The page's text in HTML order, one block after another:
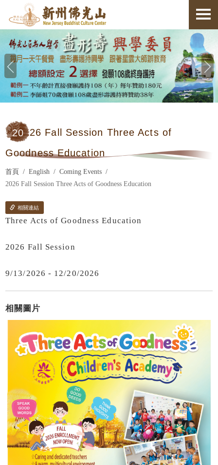
20 26 Fall Session Three Acts of
Goodness Education
首頁 English
Coming Events
2026 Fall Session Three Acts of Goodness Education
相關連結
Three Acts of Goodness Education
2026 Fall Session
9/13/2026 - 12/20/2026
相關圖片